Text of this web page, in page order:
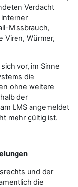
Verdacht
Missbrauch,
Viren, Würmer,
vor, im Sinne
die
ohne weitere
der
LMS angemeldet
mehr gültig ist.
und der
die